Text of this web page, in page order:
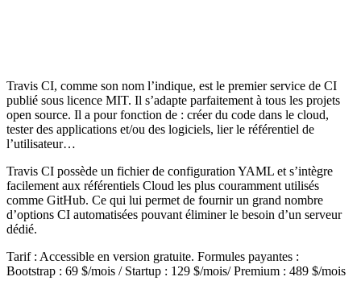
Travis CI, comme son nom l’indique, est le premier service de CI
publié sous licence MIT. Il s’adapte parfaitement à tous les projets
open source. Il a pour fonction de : créer du code dans le cloud,
tester des applications et/ou des logiciels, lier le référentiel de
l’utilisateur…
Travis CI possède un fichier de configuration YAML et s’intègre
facilement aux référentiels Cloud les plus couramment utilisés
comme GitHub. Ce qui lui permet de fournir un grand nombre
d’options CI automatisées pouvant éliminer le besoin d’un serveur
dédié.
Tarif : Accessible en version gratuite. Formules payantes :
Bootstrap : 69 $/mois / Startup : 129 $/mois/ Premium : 489 $/mois